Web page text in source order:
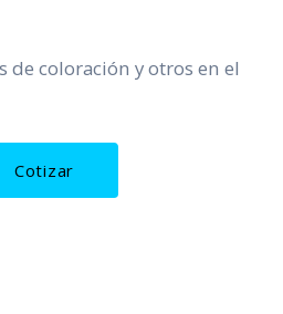
de coloración y otros en el
Cotizar